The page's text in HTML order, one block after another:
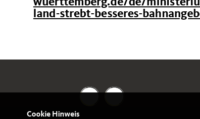
wuerttemberg.de/de/
land-strebt-besseres-
Cookie Hinweis